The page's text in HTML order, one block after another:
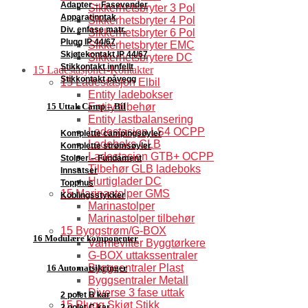
Adapter – Fasevender
Apparatinntak
Div. enfase matr.
Plugg IP 44/67
Skjøtekontakt IP 44/67
Stikkontakt innfellt
Stikkontakt påvegg
15 Uttak Camp – Bil
Komplette campingsøyler
Komplette strømsøyler
Stolper – Fundament
Innsatser
Topphus
Koblingsstykker
16 Modulære komponenter
16 Automatsikringer
2 polet B kar
Sikkerhetsbryter 3 Pol
Sikkerhetsbryter 4 Pol
Sikkerhetsbryter 6 Pol
Sikkerhetsbryter EMC
Sikkerhetsbrytere DC
15 Ladestasjoner-Kontakter
15 Ladestasjon Elbil
Entity ladebokser
Entity tilbehør
Entity lastbalansering
Ladestasjon LS4 OCPP
Ladeboks GLB
Ladestasjon GTB+ OCPP
Tilbehør GLB ladeboks
Hurtiglader DC
15 Marinastolper GMS
Marinastolper
Marinastolper tilbehør
15 Byggstrøm/G-BOX
Varmevifter Byggtørkere
G-BOX uttakssentraler
Byggsentraler Plast
Byggsentraler Metall
Diverse 3 fase uttak
15 Plugg Skjøt Stikk